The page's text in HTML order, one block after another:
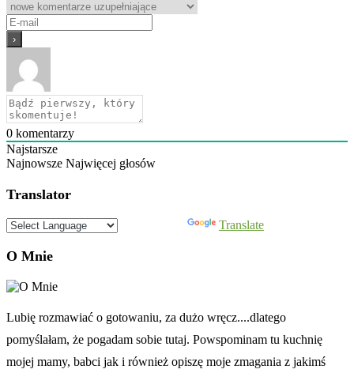
0 komentarzy
Najstarsze
Najnowsze Najwięcej głosów
Translator
Translate
O Mnie
Lubię rozmawiać o gotowaniu, za dużo wręcz....dlatego
pomyślałam, że pogadam sobie tutaj. Powspominam tu kuchnię
mojej mamy, babci jak i również opiszę moje zmagania z jakimś